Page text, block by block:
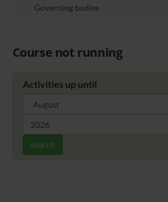
Governing bodies
Course not running
Activities up until
search